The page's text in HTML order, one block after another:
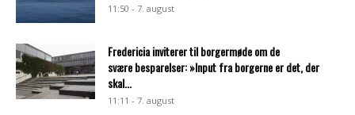
11:50 - 7. august
Fredericia inviterer til borgermøde om de
svære besparelser: »Input fra borgerne er det, der
skal...
11:11 - 7. august